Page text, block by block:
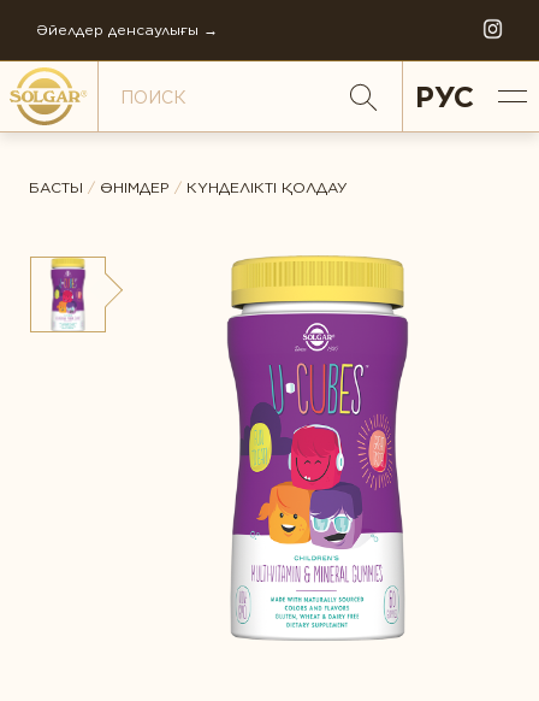
Әйелдер денсаулығы →
Антистресс
Әйелдер денсаулығы
Балаларға қамқорлық
Бауыр қорғалған
Буындар денсаулығы
Денсаулығын қолдау
Диета және детокс
Дұрыс ас қорыту
КОМПАНИЯНЫҢ ФИЛОСОФИЯСЫ
ӘЛЕМДІК ӨНДІРІС
АЛТЫН СТАНДАРТ
КОМПАНИЯНЫҢ ЖАҢАЛЫҚТАРЫ
САРАПТАМАЛЫҚ ҚОРЫТЫНДЫ
РУС
БАСТЫ / ӨНІМДЕР / КҮНДЕЛІКТІ ҚОЛДАУ